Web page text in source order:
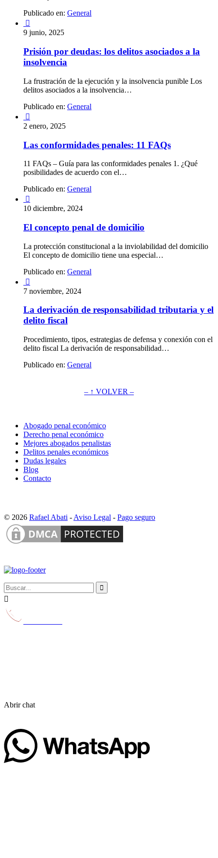
Publicado en: General

9 junio, 2025
Prisión por deudas: los delitos asociados a la
insolvencia
La frustración de la ejecución y la insolvencia punible Los
delitos asociados a la insolvencia…
Publicado en: General

2 enero, 2025
Las conformidades penales: 11 FAQs
11 FAQs – Guía para las conformidades penales 1. ¿Qué
posibilidades de acuerdo con el…
Publicado en: General

10 diciembre, 2024
El concepto penal de domicilio
La protección constitucional a la inviolabilidad del domicilio
El concepto de domicilio tiene una especial…
Publicado en: General

7 noviembre, 2024
La derivación de responsabilidad tributaria y el
delito fiscal
Procedimiento, tipos, estrategias de defensa y conexión con el
delito fiscal La derivación de responsabilidad…
Publicado en: General
– ↑ VOLVER –
Abogado penal económico
Derecho penal económico
Mejores abogados penalistas
Delitos penales económicos
Dudas legales
Blog
Contacto
© 2026 Rafael Abati - Aviso Legal - Pago seguro


Abrir chat